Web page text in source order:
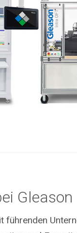
Gleason
führenden